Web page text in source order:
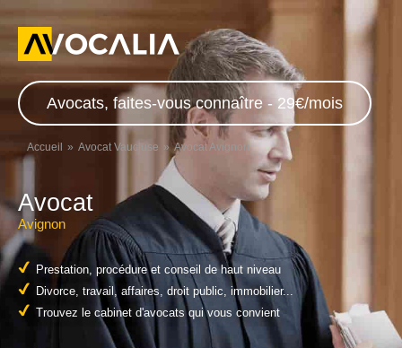
Avocats, faites-vous connaître - 29€/mois
Accueil Avocat Vaucluse Avocat Avignon
Avocat
Avignon
Prestation, procédure et conseil de haut niveau
Divorce, travail, affaires, droit public, immobilier...
Trouvez le cabinet d'avocats qui vous convient